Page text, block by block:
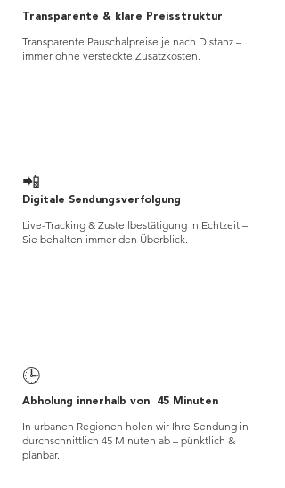
Transparente & klare Preisstruktur
Transparente Pauschalpreise je nach Distanz –
immer ohne versteckte Zusatzkosten.
📲
Digitale Sendungsverfolgung
Live-Tracking & Zustellbestätigung in Echtzeit –
Sie behalten immer den Überblick.
🕒
Abholung innerhalb von 45 Minuten
In urbanen Regionen holen wir Ihre Sendung in
durchschnittlich 45 Minuten ab – pünktlich &
planbar.